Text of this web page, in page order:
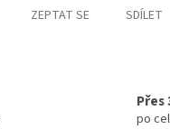
ZEPTAT SE SDÍLET
Přes
po